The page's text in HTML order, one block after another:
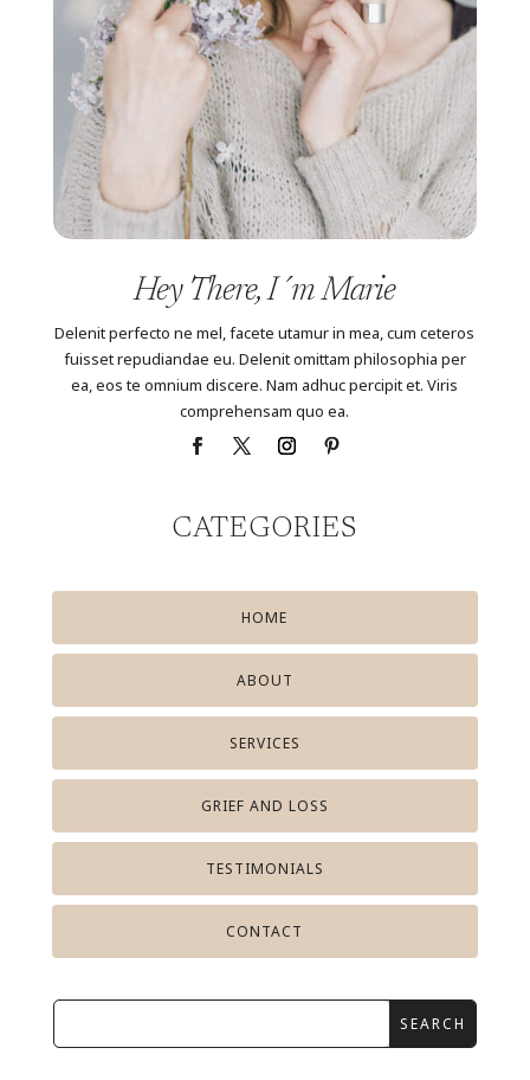
Hey There, I´m Marie
Delenit perfecto ne mel, facete utamur in mea, cum ceteros
fuisset repudiandae eu. Delenit omittam philosophia per
ea, eos te omnium discere. Nam adhuc percipit et. Viris
comprehensam quo ea.
CATEGORIES
HOME
ABOUT
SERVICES
GRIEF AND LOSS
TESTIMONIALS
CONTACT